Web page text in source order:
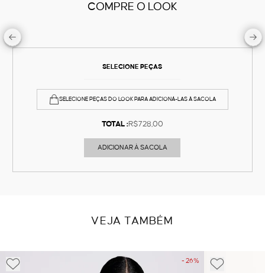
COMPRE O LOOK
SELECIONE PEÇAS
SELECIONE PEÇAS DO LOOK PARA ADICIONÁ-LAS À SACOLA
TOTAL :R$728,00
ADICIONAR À SACOLA
VEJA TAMBÉM
- 26%